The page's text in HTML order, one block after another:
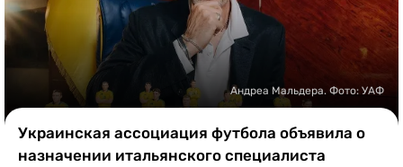
Казино
Андреа Мальдера. Фото: УАФ
Украинская ассоциация футбола объявила о
назначении итальянского специалиста